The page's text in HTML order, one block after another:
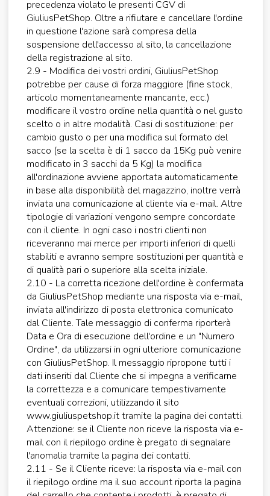
precedenza violato le presenti CGV di
GiuliusPetShop. Oltre a rifiutare e cancellare l'ordine
in questione l'azione sarà compresa della
sospensione dell'accesso al sito, la cancellazione
della registrazione al sito.
2.9 - Modifica dei vostri ordini, GiuliusPetShop
potrebbe per cause di forza maggiore (fine stock,
articolo momentaneamente mancante, ecc.)
modificare il vostro ordine nella quantità o nel gusto
scelto o in altre modalità. Casi di sostituzione: per
cambio gusto o per una modifica sul formato del
sacco (se la scelta è di 1 sacco da 15Kg può venire
modificato in 3 sacchi da 5 Kg) la modifica
all'ordinazione avviene apportata automaticamente
in base alla disponibilità del magazzino, inoltre verrà
inviata una comunicazione al cliente via e-mail. Altre
tipologie di variazioni vengono sempre concordate
con il cliente. In ogni caso i nostri clienti non
riceveranno mai merce per importi inferiori di quelli
stabiliti e avranno sempre sostituzioni per quantità e
di qualità pari o superiore alla scelta iniziale.
2.10 - La corretta ricezione dell'ordine è confermata
da GiuliusPetShop mediante una risposta via e-mail,
inviata all'indirizzo di posta elettronica comunicato
dal Cliente. Tale messaggio di conferma riporterà
Data e Ora di esecuzione dell'ordine e un "Numero
Ordine", da utilizzarsi in ogni ulteriore comunicazione
con GiuliusPetShop. Il messaggio ripropone tutti i
dati inseriti dal Cliente che si impegna a verificarne
la correttezza e a comunicare tempestivamente
eventuali correzioni, utilizzando il sito
www.giuliuspetshop.it tramite la pagina dei contatti.
Attenzione: se il Cliente non riceve la risposta via e-
mail con il riepilogo ordine è pregato di segnalare
l'anomalia tramite la pagina dei contatti.
2.11 - Se il Cliente riceve: la risposta via e-mail con
il riepilogo ordine ma il suo account riporta la pagina